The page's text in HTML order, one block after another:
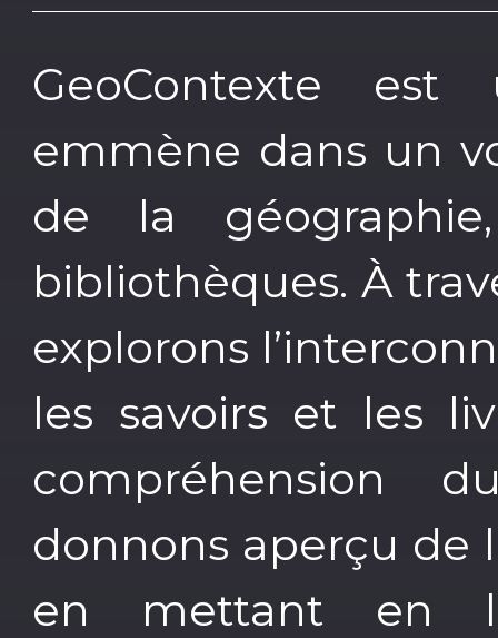
GeoContexte
emmène dans un
de la
bibliothèques. À
explorons
les savoirs et les
compréhension
donnons aperçu de
en mettant en